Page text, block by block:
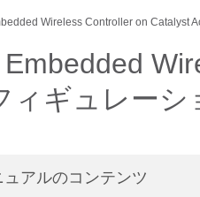
Wireless Controller on Catalyst
ィギュレーシ
ュアルのコンテンツ